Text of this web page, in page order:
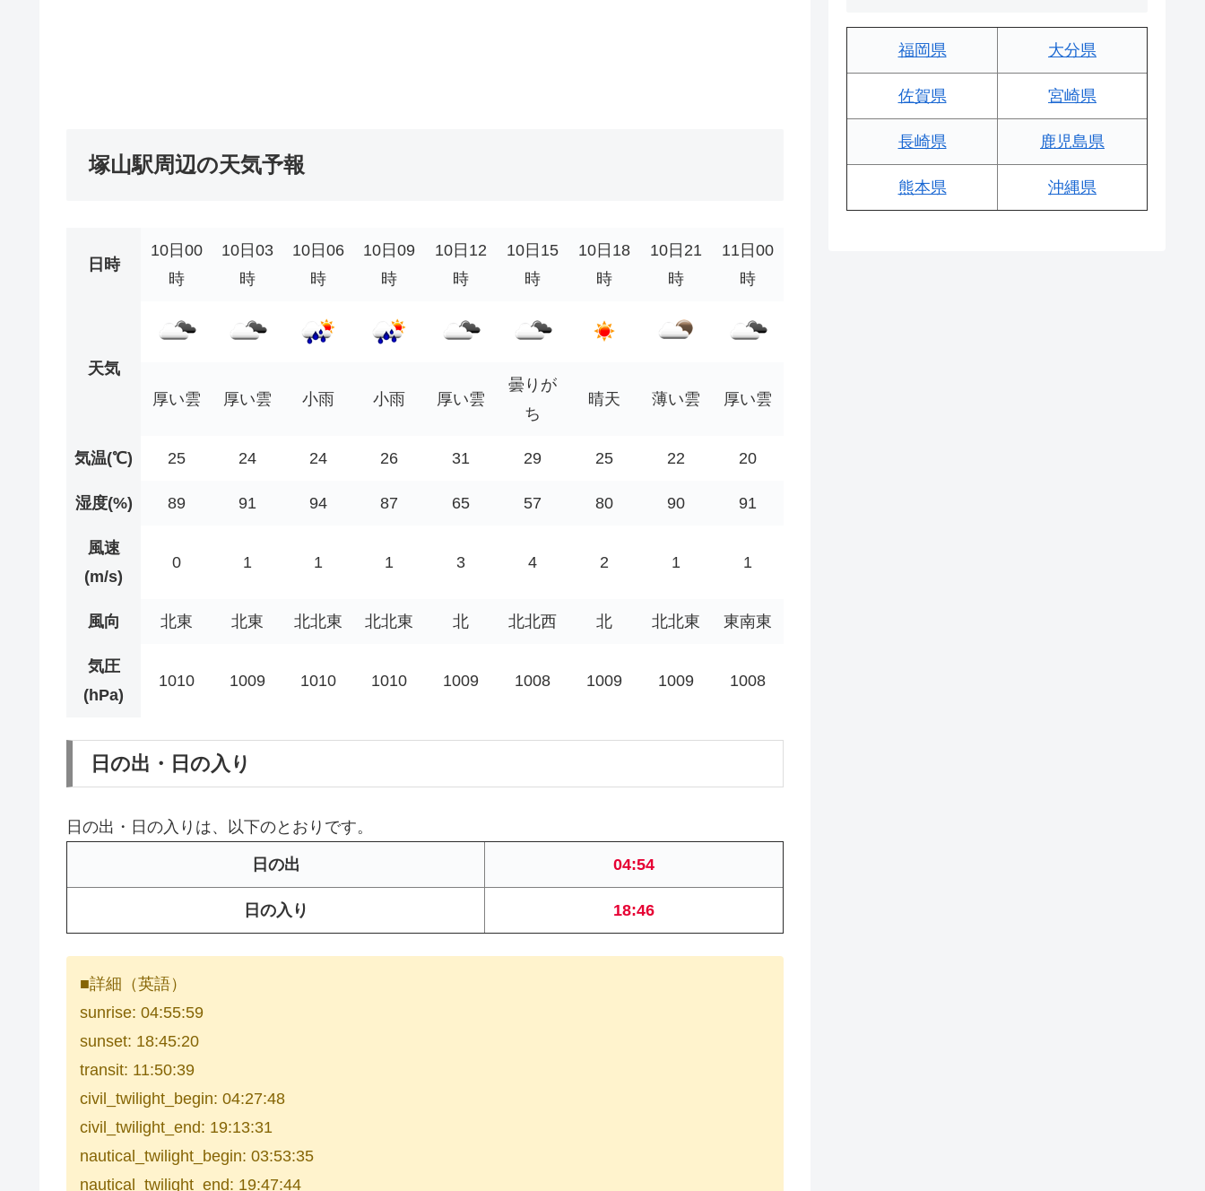
塚山駅周辺の天気予報
日時
10日00
時
10日03
時
10日06
時
10日09
時
10日12
時
10日15
時
10日18
時
10日21
時
11日00
時
天気
厚い雲
厚い雲 小雨 小雨 厚い雲
曇りが
ち
晴天 薄い雲 厚い雲
気温(℃) 25 24 24 26 31 29 25 22 20
湿度(%) 89 91 94 87 65 57 80 90 91
風速
(m/s)
0 1 1 1 3 4 2 1 1
風向 北東 北東 北北東 北北東 北 北北西 北 北北東 東南東
気圧
(hPa)
1010 1009 1010 1010 1009 1008 1009 1009 1008
日の出・日の入り
日の出・日の入りは、以下のとおりです。
日の出 04:54
日の入り 18:46
■詳細（英語）
sunrise: 04:55:59
sunset: 18:45:20
transit: 11:50:39
civil_twilight_begin: 04:27:48
civil_twilight_end: 19:13:31
nautical_twilight_begin: 03:53:35
nautical_twilight_end: 19:47:44
福岡県 大分県
佐賀県 宮崎県
長崎県 鹿児島県
熊本県 沖縄県